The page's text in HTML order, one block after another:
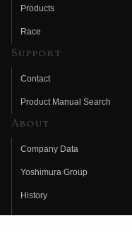
Products
Race
Support
Contact
Product Manual Search
About
Company Data
Yoshimura Group
History
Fujio Yoshimura